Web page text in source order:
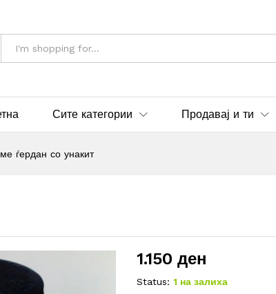
Сите категории Продавај и ти
ѓердан со унакит
1.150ден
Status: 1 на залиха